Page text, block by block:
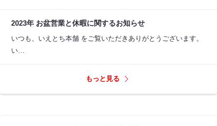
2023年 お盆営業と休暇に関するお知らせ
いつも、いえとち本舗 をご覧いただきありがとうございます。
い…
もっと見る